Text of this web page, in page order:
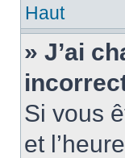
Haut
» J’ai
Si vous
et